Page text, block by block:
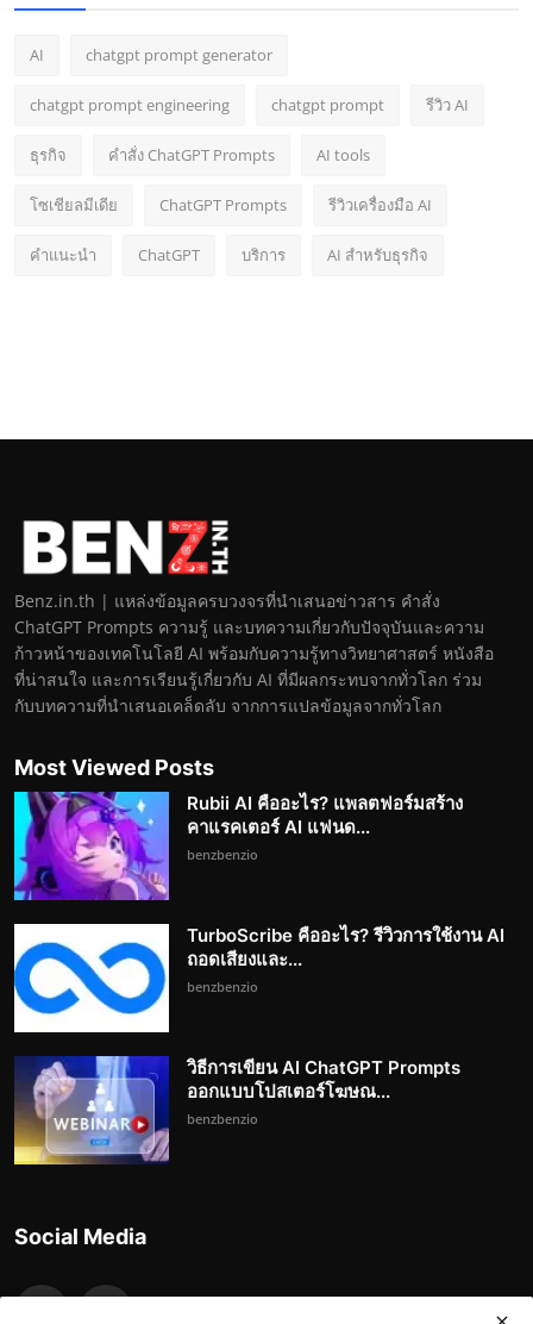
AI chatgpt prompt generator
chatgpt prompt engineering chatgpt prompt รีวิว AI
ธุรกิจ คำสั่ง ChatGPT Prompts AI tools
โซเชียลมีเดีย ChatGPT Prompts รีวิวเครื่องมือ AI
คำแนะนำ ChatGPT บริการ AI สำหรับธุรกิจ
Benz.in.th | แหล่งข้อมูลครบวงจรที่นำเสนอข่าวสาร คำสั่ง
ChatGPT Prompts ความรู้ และบทความเกี่ยวกับปัจจุบันและความ
ก้าวหน้าของเทคโนโลยี AI พร้อมกับความรู้ทางวิทยาศาสตร์ หนังสือ
ที่น่าสนใจ และการเรียนรู้เกี่ยวกับ AI ที่มีผลกระทบจากทั่วโลก ร่วม
กับบทความที่นำเสนอเคล็ดลับ จากการแปลข้อมูลจากทั่วโลก
Most Viewed Posts
Rubii AI คืออะไร? แพลตฟอร์มสร้าง
คาแรคเตอร์ AI แฟนด...
benzbenzio
TurboScribe คืออะไร? รีวิวการใช้งาน AI
ถอดเสียงและ...
benzbenzio
วิธีการเขียน AI ChatGPT Prompts
ออกแบบโปสเตอร์โฆษณ...
benzbenzio
Social Media